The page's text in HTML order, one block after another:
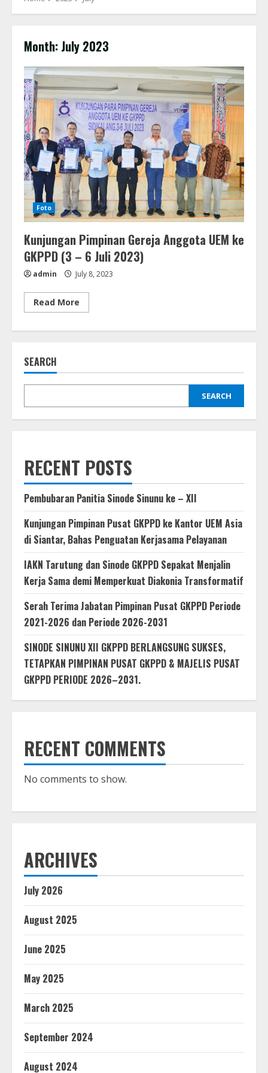
Month: July 2023
Foto
Kunjungan Pimpinan Gereja Anggota UEM ke
GKPPD (3 – 6 Juli 2023)
admin July 8, 2023
Read More
more
GKPPD
(3
Juli
2023)
SEARCH
SEARCH
RECENT POSTS
Pembubaran Panitia Sinode Sinunu ke – XII
Kunjungan Pimpinan Pusat GKPPD ke Kantor UEM Asia
di Siantar, Bahas Penguatan Kerjasama Pelayanan
IAKN Tarutung dan Sinode GKPPD Sepakat Menjalin
Kerja Sama demi Memperkuat Diakonia Transformatif
Serah Terima Jabatan Pimpinan Pusat GKPPD Periode
2021-2026 dan Periode 2026-2031
SINODE SINUNU XII GKPPD BERLANGSUNG SUKSES,
TETAPKAN PIMPINAN PUSAT GKPPD & MAJELIS PUSAT
GKPPD PERIODE 2026–2031.
RECENT COMMENTS
No comments to show.
ARCHIVES
July 2026
August 2025
June 2025
May 2025
March 2025
September 2024
August 2024